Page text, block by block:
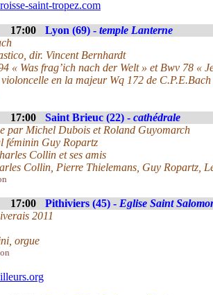
saint-tropez.com
17:00 Lyon (69) - temple Lanterne
dir. Vincent Bernhardt
« Was frag’ich nach der Welt » et Bwv 78 «
en la majeur Wq 172 de C.P.E.Bach
17:00 Saint Brieuc (22) - cathédrale
par Michel Dubois et Roland Guyomarch
féminin Guy Ropartz
Collin et ses amis
Collin, Pierre Thielemans, Guy Ropartz,
17:00 Pithiviers (45) - Eglise Saint
2011
orgue